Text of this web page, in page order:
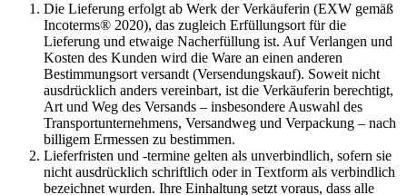
Die Lieferung erfolgt ab Werk der Verkäuferin (EXW gemäß
Incoterms® 2020), das zugleich Erfüllungsort für die
Lieferung und etwaige Nacherfüllung ist. Auf Verlangen und
Kosten des Kunden wird die Ware an einen anderen
Bestimmungsort versandt (Versendungskauf). Soweit nicht
ausdrücklich anders vereinbart, ist die Verkäuferin berechtigt,
Art und Weg des Versands – insbesondere Auswahl des
Transportunternehmens, Versandweg und Verpackung – nach
billigem Ermessen zu bestimmen.
Lieferfristen und -termine gelten als unverbindlich, sofern sie
nicht ausdrücklich schriftlich oder in Textform als verbindlich
bezeichnet wurden. Ihre Einhaltung setzt voraus, dass alle